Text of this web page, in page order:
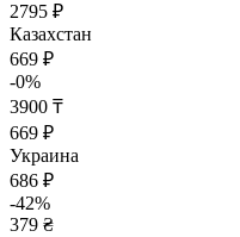
2795 ₽
Казахстан
669 ₽
-0%
3900 ₸
669 ₽
Украина
686 ₽
-42%
379 ₴